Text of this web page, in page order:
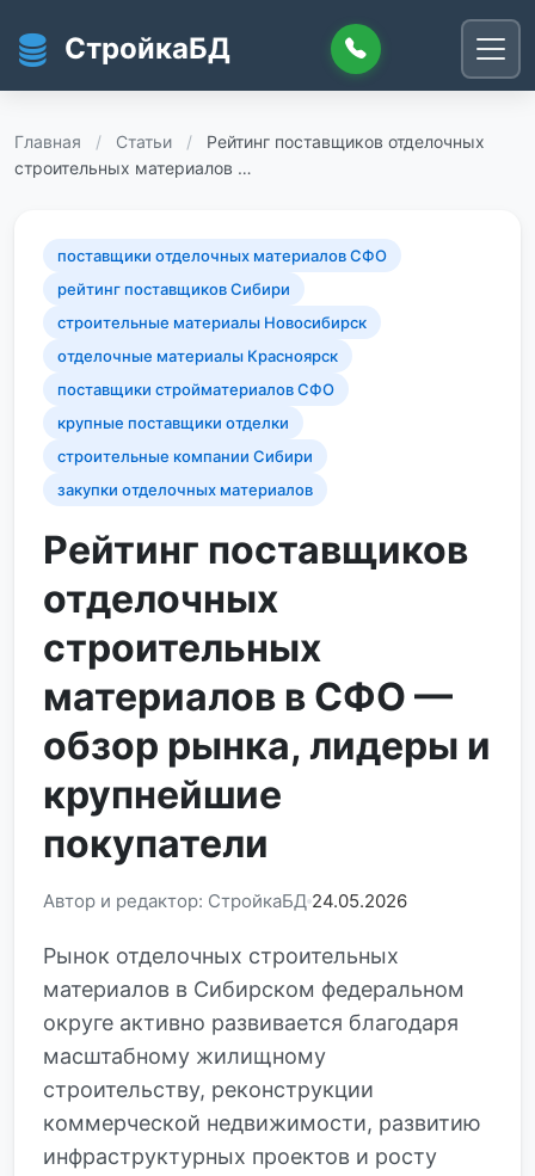
СтройкаБД
Главная / Статьи /
Рейтинг поставщиков отделочных
строительных материалов …
поставщики отделочных материалов СФО
рейтинг поставщиков Сибири
строительные материалы Новосибирск
отделочные материалы Красноярск
поставщики стройматериалов СФО
крупные поставщики отделки
строительные компании Сибири
закупки отделочных материалов
Рейтинг поставщиков
отделочных
строительных
материалов в СФО —
обзор рынка, лидеры и
крупнейшие
покупатели
Автор и редактор: СтройкаБД 24.05.2026
Рынок отделочных строительных
материалов в Сибирском федеральном
округе активно развивается благодаря
масштабному жилищному
строительству, реконструкции
коммерческой недвижимости, развитию
инфраструктурных проектов и росту